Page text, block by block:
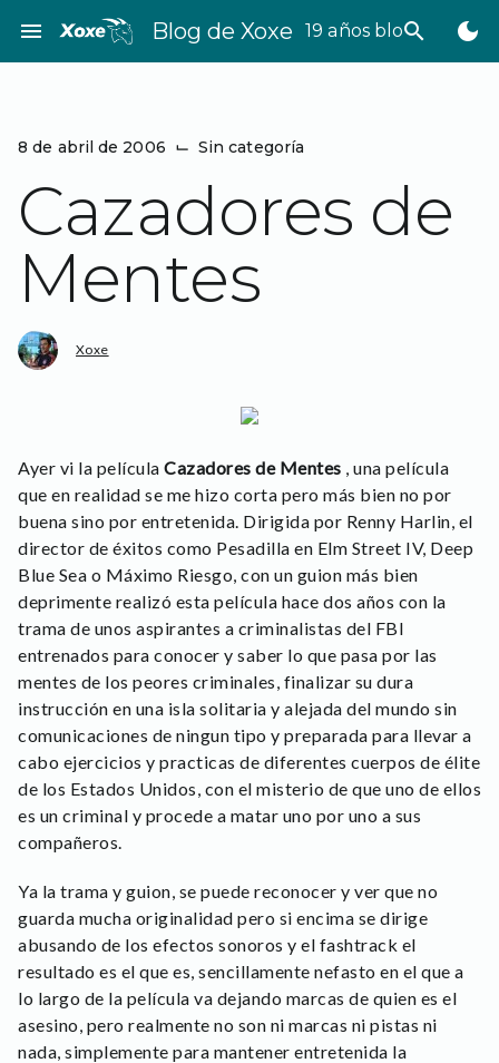
contenido
menu Blog de Xoxe 19 años bloggeando
search dark_mode
8 de abril de 2006 ⌙ Sin categoría
Cazadores de
Mentes
Xoxe
Ayer vi la película Cazadores de Mentes , una película
que en realidad se me hizo corta pero más bien no por
buena sino por entretenida. Dirigida por Renny Harlin, el
director de éxitos como Pesadilla en Elm Street IV, Deep
Blue Sea o Máximo Riesgo, con un guion más bien
deprimente realizó esta película hace dos años con la
trama de unos aspirantes a criminalistas del FBI
entrenados para conocer y saber lo que pasa por las
mentes de los peores criminales, finalizar su dura
instrucción en una isla solitaria y alejada del mundo sin
comunicaciones de ningun tipo y preparada para llevar a
cabo ejercicios y practicas de diferentes cuerpos de élite
de los Estados Unidos, con el misterio de que uno de ellos
es un criminal y procede a matar uno por uno a sus
compañeros.
Ya la trama y guion, se puede reconocer y ver que no
guarda mucha originalidad pero si encima se dirige
abusando de los efectos sonoros y el fashtrack el
resultado es el que es, sencillamente nefasto en el que a
lo largo de la película va dejando marcas de quien es el
asesino, pero realmente no son ni marcas ni pistas ni
nada, simplemente para mantener entretenida la